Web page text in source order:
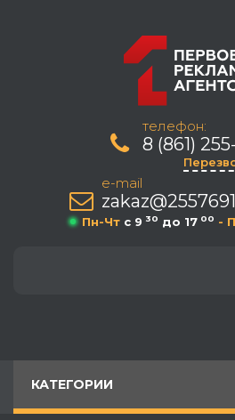
телефон:
8 (861)
e-mail
Пн-Чт c 9 30 до 17 00 -
КАТЕГОРИИ